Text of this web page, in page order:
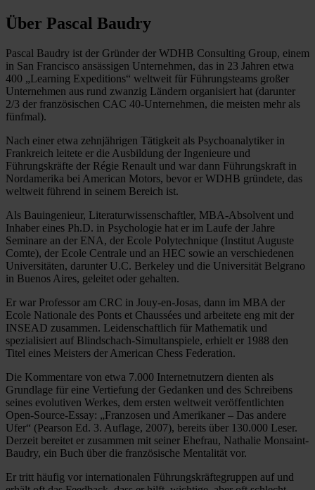
Über Pascal Baudry
Pascal Baudry ist der Gründer der WDHB Consulting Group, einem
in San Francisco ansässigen Unternehmen, das in 23 Jahren etwa
400 „Learning Expeditions“ weltweit für Führungsteams großer
Unternehmen aus rund zwanzig Ländern organisiert hat (darunter
2/3 der französischen CAC 40-Unternehmen, die meisten mehr als
fünfmal).
Nach einer etwa zehnjährigen Tätigkeit als Psychoanalytiker in
Frankreich leitete er die Ausbildung der Ingenieure und
Führungskräfte der Régie Renault und war dann Führungskraft in
Nordamerika bei American Motors, bevor er WDHB gründete, das
weltweit führend in seinem Bereich ist.
Als Bauingenieur, Literaturwissenschaftler, MBA-Absolvent und
Inhaber eines Ph.D. in Psychologie hat er im Laufe der Jahre
Seminare an der ENA, der Ecole Polytechnique (Institut Auguste
Comte), der Ecole Centrale und an HEC sowie an verschiedenen
Universitäten, darunter U.C. Berkeley und die Universität Belgrano
in Buenos Aires, geleitet oder gehalten.
Er war Professor am CRC in Jouy-en-Josas, dann im MBA der
Ecole Nationale des Ponts et Chaussées und arbeitete eng mit der
INSEAD zusammen. Leidenschaftlich für Mathematik und
spezialisiert auf Blindschach-Simultanspiele, erhielt er 1988 den
Titel eines Meisters der American Chess Federation.
Die Kommentare von etwa 7.000 Internetnutzern dienten als
Grundlage für eine Vertiefung der Gedanken und des Schreibens
seines evolutiven Werkes, dem ersten weltweit veröffentlichten
Open-Source-Essay: „Franzosen und Amerikaner – Das andere
Ufer“ (Pearson Ed. 3. Auflage, 2007), bereits über 130.000 Leser.
Derzeit bereitet er zusammen mit seiner Ehefrau, Nathalie Monsaint-
Baudry, ein Buch über die französische Mentalität vor.
Er tritt häufig vor internationalen Führungskräftegruppen auf und